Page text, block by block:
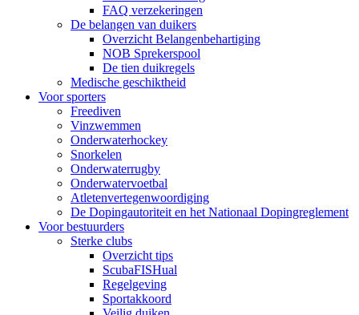
FAQ verzekeringen
De belangen van duikers
Overzicht Belangenbehartiging
NOB Sprekerspool
De tien duikregels
Medische geschiktheid
Voor sporters
Freediven
Vinzwemmen
Onderwaterhockey
Snorkelen
Onderwaterrugby
Onderwatervoetbal
Atletenvertegenwoordiging
De Dopingautoriteit en het Nationaal Dopingreglement
Voor bestuurders
Sterke clubs
Overzicht tips
ScubaFISHual
Regelgeving
Sportakkoord